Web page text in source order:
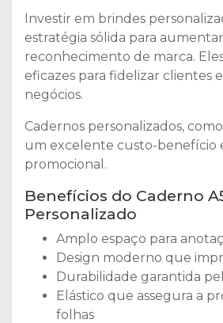
Investir em brindes
estratégia sólida para
reconhecimento de marca.
eficazes para fidelizar clientes
negócios.
Cadernos personalizados,
um excelente custo-benefício
promocional.
Benefícios do Caderno
Personalizado
Amplo espaço para
Design moderno que
Durabilidade garantida
Elástico que assegura a
folhas